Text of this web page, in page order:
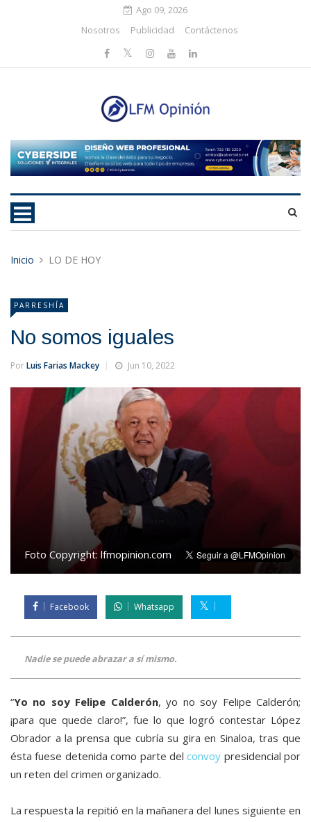
Ago 09, 2026
Nosotros
Publicidad Contáctenos
Inicio LO DE HOY
PARRESHÍA
No somos iguales
PorLuis Farias Mackey Jun 10, 2022
Foto Copyright: lfmopinion.com
Facebook Whatsapp
Nadie se puede abrazar a sí mismo.
“Yo no soy Felipe Calderón, yo no soy Felipe Calderón;
¡para que quede claro!”, fue lo que logró contestar López
Obrador a la prensa que cubría su gira en Sinaloa, tras que
ésta fuese detenida como parte delconvoy presidencial por
un reten del crimen organizado.
La respuesta la repitió en la mañanera del lunes siguiente en